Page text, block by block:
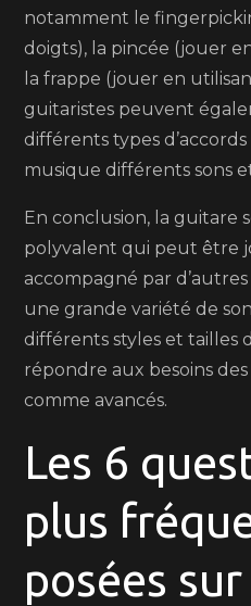
notamment le
doigts), la pincée (jouer
la frappe (jouer en
guitaristes peuvent
différents types
musique différents sons
En conclusion, la guitare
polyvalent qui peut être
accompagné par
une grande variété de
différents styles et tailles
répondre aux besoins
comme avancés.
Les 6
plus
posées